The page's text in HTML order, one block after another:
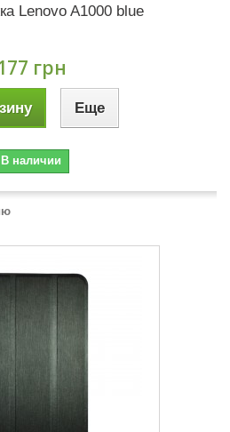
Lenovo A1000 blue
грн
Еще
В наличии